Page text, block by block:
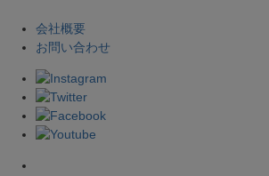
会社概要
お問い合わせ